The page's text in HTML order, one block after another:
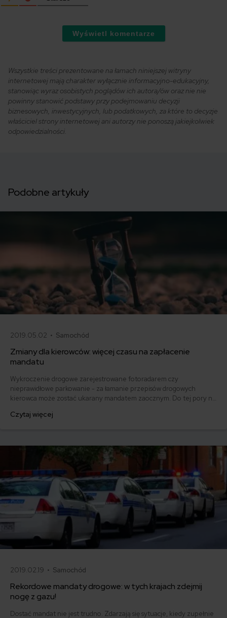
Wyświetl komentarze
Wszystkie treści prezentowane na łamach niniejszej witryny
internetowej mają charakter wyłącznie informacyjno-edukacyjny,
stanowiąc wyraz osobistych poglądów ich autora/ów oraz nie nie
powinny stanowić podstawy przy podejmowaniu decyzji
biznesowych, inwestycyjnych, lub podatkowych, za które to decyzje
właściciel strony internetowej ani autorzy nie ponoszą jakiejkolwiek
odpowiedzialności.
Podobne artykuły
2019.05.02 • Samochód
Zmiany dla kierowców: więcej czasu na zapłacenie
mandatu
Wykroczenie drogowe zarejestrowane fotoradarem czy
nieprawidłowe parkowanie - za łamanie przepisów drogowych
kierowca może zostać ukarany mandatem zaocznym. Do tej pory na
maja 2019 roku, czasu na uiszczenie należności ma więcej - na
Czytaj więcej
2019.02.19 • Samochód
Rekordowe mandaty drogowe: w tych krajach zdejmij
nogę z gazu!
Dostać mandat nie jest trudno. Zdarzają się sytuacje, kiedy zupełnie